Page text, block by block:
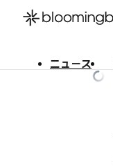
ニュース